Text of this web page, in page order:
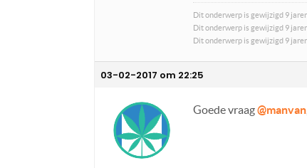
Dit onderwerp is gewijzigd 9
Dit onderwerp is gewijzigd 9
Dit onderwerp is gewijzigd 9
03-02-2017 om 22:25
Goede vraag@manvan